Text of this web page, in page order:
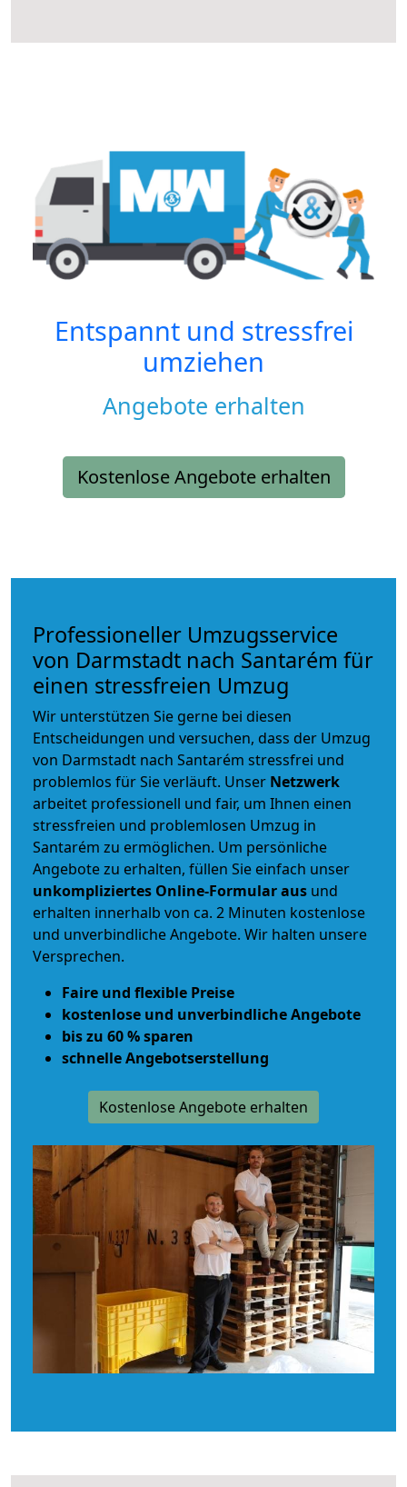
Entspannt und stressfrei
umziehen
Angebote erhalten
Kostenlose Angebote erhalten
Professioneller Umzugsservice
von Darmstadt nach Santarém für
einen stressfreien Umzug
Wir unterstützen Sie gerne bei diesen
Entscheidungen und versuchen, dass der Umzug
von Darmstadt nach Santarém stressfrei und
problemlos für Sie verläuft. Unser Netzwerk
arbeitet professionell und fair, um Ihnen einen
stressfreien und problemlosen Umzug in
Santarém zu ermöglichen. Um persönliche
Angebote zu erhalten, füllen Sie einfach unser
unkompliziertes Online-Formular aus und
erhalten innerhalb von ca. 2 Minuten kostenlose
und unverbindliche Angebote. Wir halten unsere
Versprechen.
Faire und flexible Preise
kostenlose und unverbindliche Angebote
bis zu 60 % sparen
schnelle Angebotserstellung
Kostenlose Angebote erhalten